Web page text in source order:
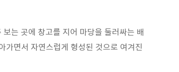
는 곳에 창고를 지어 마당을 둘러싸는 배
가면서 자연스럽게 형성된 것으로 여겨진